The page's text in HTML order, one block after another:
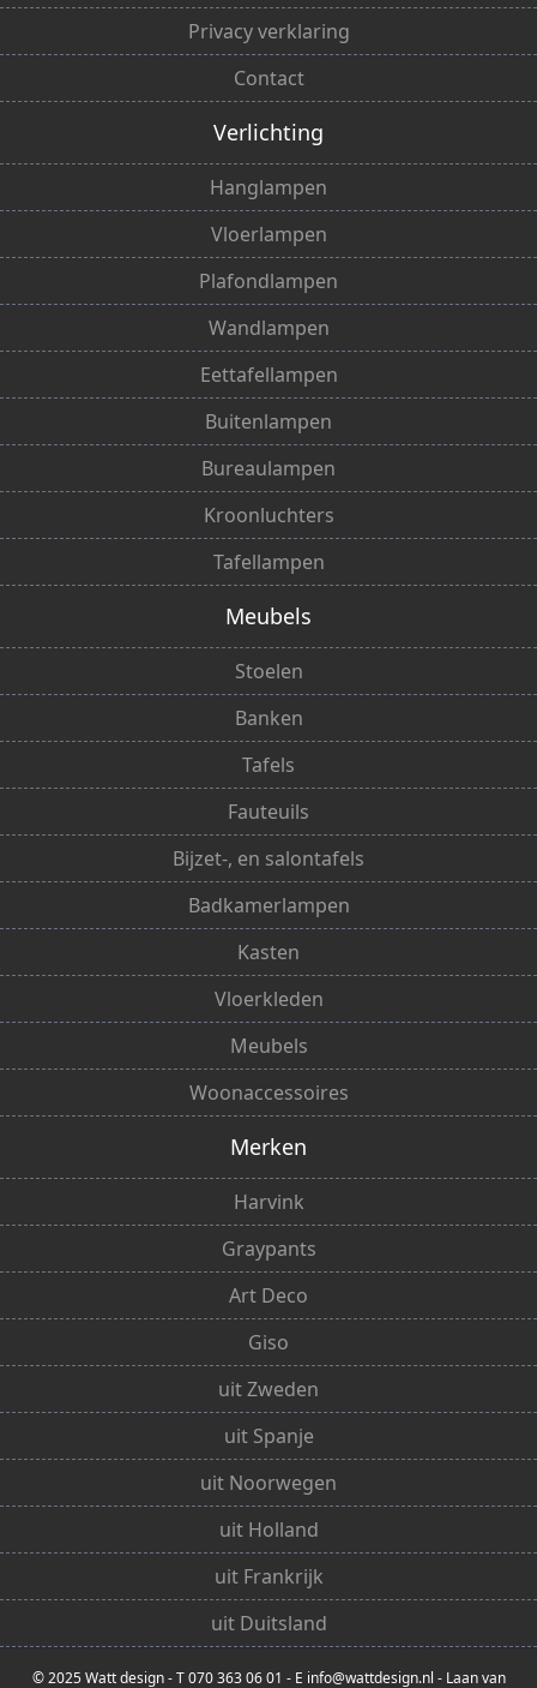
Privacy verklaring
Contact
Verlichting
Hanglampen
Vloerlampen
Plafondlampen
Wandlampen
Eettafellampen
Buitenlampen
Bureaulampen
Kroonluchters
Tafellampen
Meubels
Stoelen
Banken
Tafels
Fauteuils
Bijzet-, en salontafels
Badkamerlampen
Kasten
Vloerkleden
Meubels
Woonaccessoires
Merken
Harvink
Graypants
Art Deco
Giso
uit Zweden
uit Spanje
uit Noorwegen
uit Holland
uit Frankrijk
uit Duitsland
© 2025 Watt design - T 070 363 06 01 - E info@wattdesign.nl - Laan van